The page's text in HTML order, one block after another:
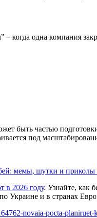
когда одна компания
быть частью
под
мемы, шутки и приколы
в 2026 году. Узнайте, как
Украине и в странах
novaia-pocta-